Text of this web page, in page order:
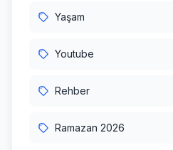
Yaşam
Youtube
Rehber
Ramazan 2026